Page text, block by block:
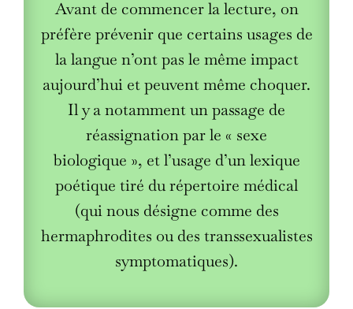
Avant de commencer la lecture, on
préfère prévenir que certains usages de
la langue n’ont pas le même impact
aujourd’hui et peuvent même choquer.
Il y a notamment un passage de
réassignation par le « sexe
biologique », et l’usage d’un lexique
poétique tiré du répertoire médical
(qui nous désigne comme des
hermaphrodites ou des transsexualistes
symptomatiques).